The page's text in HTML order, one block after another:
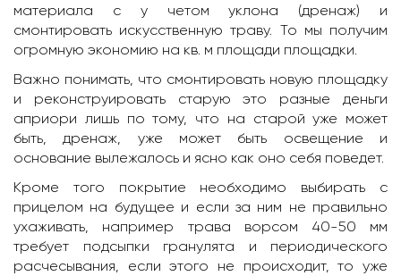
материала с у четом уклона (дренаж) и
смонтировать искусственную траву. То мы получим
огромную экономию на кв. м площади площадки.
Важно понимать, что смонтировать новую площадку
и реконструировать старую это разные деньги
априори лишь по тому, что на старой уже может
быть, дренаж, уже может быть освещение и
основание вылежалось и ясно как оно себя поведет.
Кроме того покрытие необходимо выбирать с
прицелом на будущее и если за ним не правильно
ухаживать, например трава ворсом 40-50 мм
требует подсыпки гранулята и периодического
расчесывания, если этого не происходит, то уже